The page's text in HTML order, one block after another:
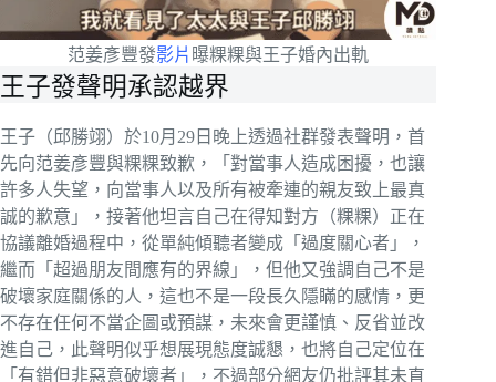
范姜彥豐發影片 曝粿粿與王子婚內出軌
王子發聲明承認越界
王子（邱勝翊）於10月29日晚上透過社群發表聲明，首
先向范姜彥豐與粿粿致歉，「對當事人造成困擾，也讓
許多人失望，向當事人以及所有被牽連的親友致上最真
誠的歉意」，接著他坦言自己在得知對方（粿粿）正在
協議離婚過程中，從單純傾聽者變成「過度關心者」，
繼而「超過朋友間應有的界線」，但他又強調自己不是
破壞家庭關係的人，這也不是一段長久隱瞞的感情，更
不存在任何不當企圖或預謀，未來會更謹慎、反省並改
進自己，此聲明似乎想展現態度誠懇，也將自己定位在
「有錯但非惡意破壞者」，不過部分網友仍批評其未直